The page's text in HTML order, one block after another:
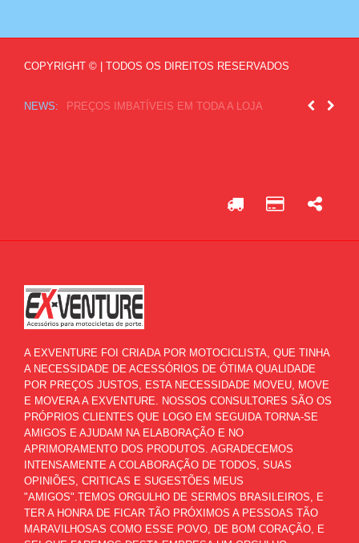
COPYRIGHT © | TODOS OS DIREITOS RESERVADOS
NEWS: TODA SEMANA NOVIDADES NA LOJA
A EXVENTURE FOI CRIADA POR MOTOCICLISTA, QUE TINHA
A NECESSIDADE DE ACESSÓRIOS DE ÓTIMA QUALIDADE
POR PREÇOS JUSTOS, ESTA NECESSIDADE MOVEU, MOVE
E MOVERA A EXVENTURE. NOSSOS CONSULTORES SÃO OS
PRÓPRIOS CLIENTES QUE LOGO EM SEGUIDA TORNA-SE
AMIGOS E AJUDAM NA ELABORAÇÃO E NO
APRIMORAMENTO DOS PRODUTOS. AGRADECEMOS
INTENSAMENTE A COLABORAÇÃO DE TODOS, SUAS
OPINIÕES, CRITICAS E SUGESTÕES MEUS
"AMIGOS".TEMOS ORGULHO DE SERMOS BRASILEIROS, E
TER A HONRA DE FICAR TÃO PRÓXIMOS A PESSOAS TÃO
MARAVILHOSAS COMO ESSE POVO, DE BOM CORAÇÃO, E